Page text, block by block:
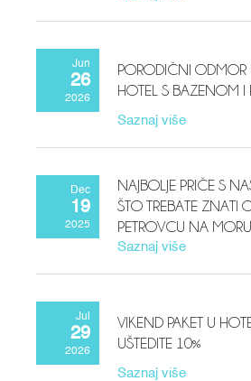
Jun
26
2026
PORODIČNI ODMOR
HOTEL S BAZENOM I
Saznaj više
Dec
19
2025
NAJBOLJE PRIČE S
ŠTO TREBATE ZNATI
PETROVCU NA MORU
Saznaj više
Jul
29
2026
VIKEND PAKET U
UŠTEDITE 10%
Saznaj više